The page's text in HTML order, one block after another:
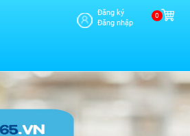
Đăng ký
Đăng nhập
0